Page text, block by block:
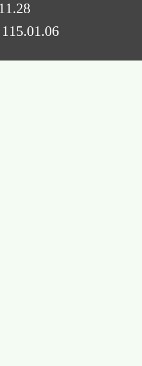
115.01.06